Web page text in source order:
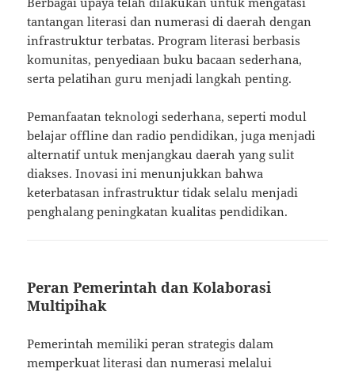
tantangan literasi dan numerasi di daerah dengan
infrastruktur terbatas. Program literasi berbasis
komunitas, penyediaan buku bacaan sederhana,
serta pelatihan guru menjadi langkah penting.
Pemanfaatan teknologi sederhana, seperti modul
belajar offline dan radio pendidikan, juga menjadi
alternatif untuk menjangkau daerah yang sulit
diakses. Inovasi ini menunjukkan bahwa
keterbatasan infrastruktur tidak selalu menjadi
penghalang peningkatan kualitas pendidikan.
Peran Pemerintah dan Kolaborasi
Multipihak
Pemerintah memiliki peran strategis dalam
memperkuat literasi dan numerasi melalui